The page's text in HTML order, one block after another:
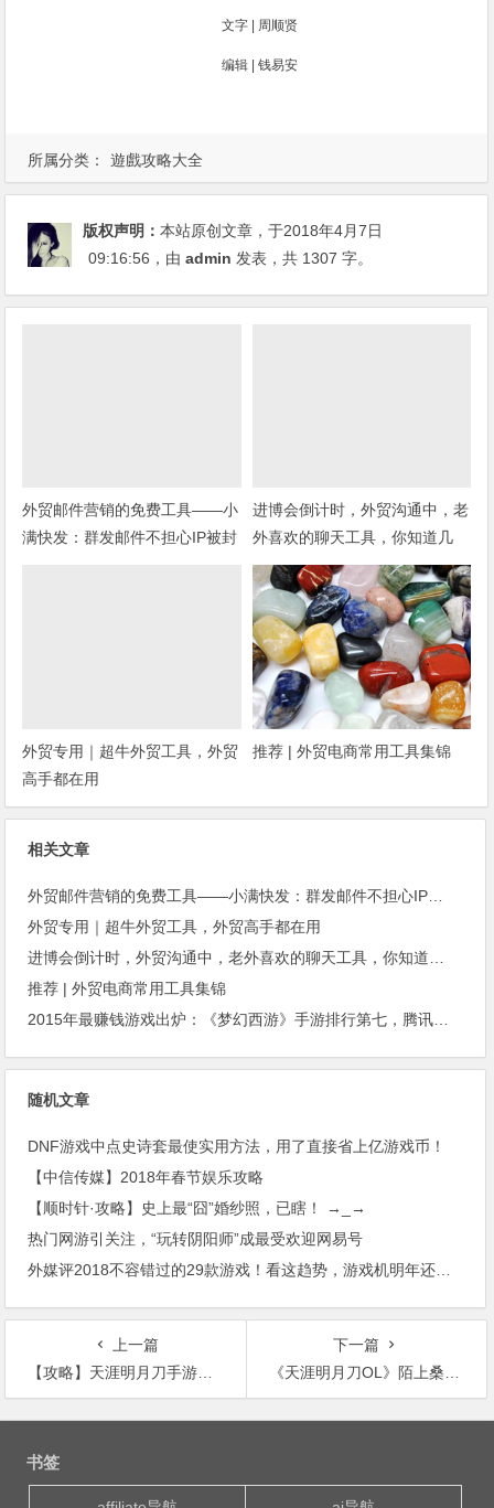
所属分类： 遊戲攻略大全
文字 | 周顺贤
编辑 | 钱易安
版权声明：本站原创文章，于2018年4月7日
09:16:56 ，由admin 发表，共 1307 字。
外贸邮件营销的免费工具——小
满快发：群发邮件不担心IP被封
进博会倒计时，外贸沟通中，老
外喜欢的聊天工具，你知道几
种？
外贸专用｜超牛外贸工具，外贸
高手都在用
推荐 | 外贸电商常用工具集锦
相关文章
外贸专用｜超牛外贸工具，外贸高手都在用
推荐 | 外贸电商常用工具集锦
随机文章
DNF游戏中点史诗套最使实用方法，用了直接省上亿游戏币！
【中信传媒】2018年春节娱乐攻略
【顺时针·攻略】史上最“囧”婚纱照，已瞎！ →_→
热门网游引关注，“玩转阴阳师”成最受欢迎网易号
上一篇
【攻略】天涯明月刀手游身份技能阵法怎么玩
下一篇
《天涯明月刀OL》陌上桑绿君可归 天刀两周年盛典即将开启
文
书签